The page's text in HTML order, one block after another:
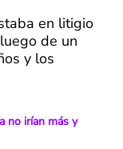
en litigio
de un
y los
no irían más y